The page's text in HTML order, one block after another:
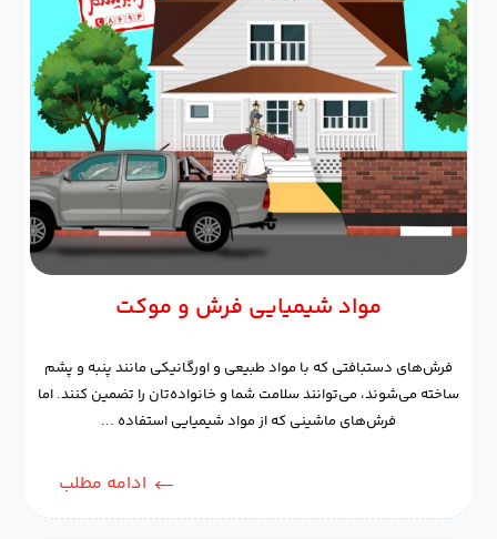
مواد شیمیایی فرش و موکت
فرش‌های دستبافتی که با مواد طبیعی و اورگانیکی مانند پنبه و پشم
ساخته می‌شوند، می‌توانند سلامت شما و خانواده‌تان را تضمین کنند. اما
فرش‌های ماشینی که از مواد شیمیایی استفاده ...
ادامه مطلب